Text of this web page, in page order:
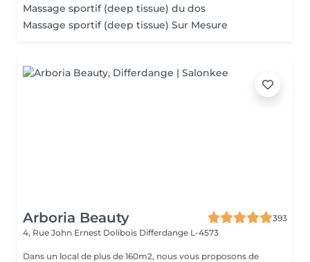
Massage sportif (deep tissue) du dos
Massage sportif (deep tissue) Sur Mesure
Arboria Beauty
393
4, Rue John Ernest Dolibois Differdange L-4573
Dans un local de plus de 160m2, nous vous proposons de